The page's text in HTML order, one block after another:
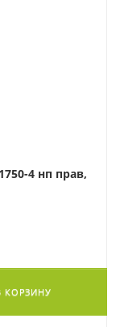
4 нп прав,
КОРЗИНУ